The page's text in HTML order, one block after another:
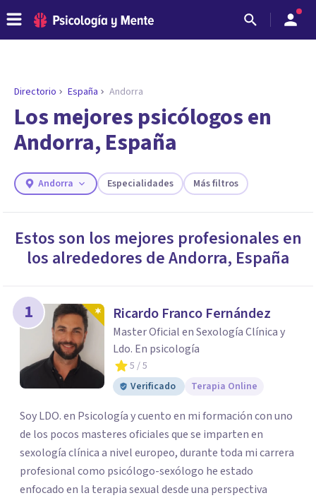
ENCONTRAR MI TERAPEUTA
¿Necesitas ayuda para encontrar el
Responde a unas breves preguntas y te ofreceremos
los profesionales que más se ajustan a tus
necesidades.
Responder cuestionario
Directorio España Andorra
Los mejores psicólogos en
Andorra, España
Andorra Especialidades Más filtros
Estos son los mejores profesionales en
los alrededores deAndorra, España
1 Ricardo Franco Fernández
Master Oficial en Sexología Clínica y
Ldo. En psicología
5 / 5
Verificado
Terapia Online
Soy LDO. en Psicología y cuento en mi formación con uno
de los pocos masteres oficiales que se imparten en
sexología clínica a nivel europeo, durante toda mi carrera
profesional como psicólogo-sexólogo he estado
enfocado en la terapia sexual desde una perspectiva